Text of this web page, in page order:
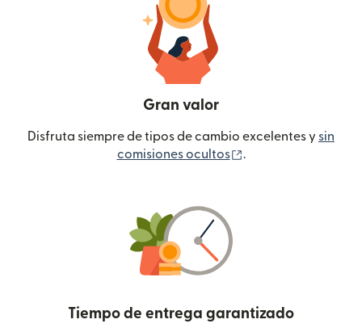
Gran valor
Disfruta siempre de tipos de cambio excelentes y sin
comisiones ocultos
.
Tiempo de entrega garantizado